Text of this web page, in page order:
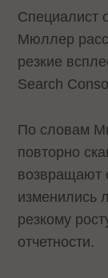
Специалист
Мюллер
резкие
Search
По словам
повторно
возвращают
изменились
резкому
отчетности.